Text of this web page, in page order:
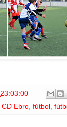
23:03:00
CD Ebro, fútbol ,